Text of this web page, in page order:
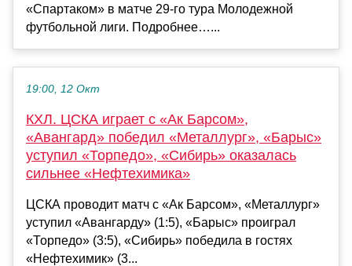
«Спартаком» в матче 29‑го тура Молодежной
футбольной лиги. Подробнее…...
19:00, 12 Окт
КХЛ. ЦСКА играет с «Ак Барсом»,
«Авангард» победил «Металлург», «Барыс»
уступил «Торпедо», «Сибирь» оказалась
сильнее «Нефтехимика»
ЦСКА проводит матч с «Ак Барсом», «Металлург»
уступил «Авангарду» (1:5), «Барыс» проиграл
«Торпедо» (3:5), «Сибирь» победила в гостях
«Нефтехимик» (3...